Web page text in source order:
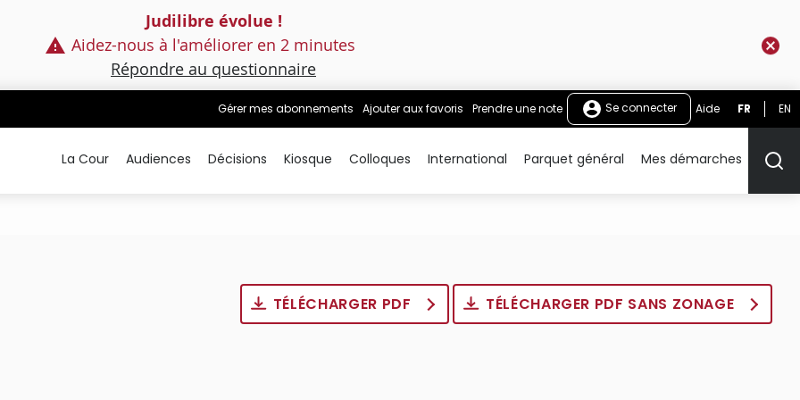
Judilibre évolue !
Aidez-nous à l'améliorer en 2 minutes
Répondre au questionnaire
Gérer mes abonnements Ajouter aux favoris Prendre une note Se connecter Aide FR EN
La Cour Audiences Décisions Kiosque Colloques International Parquet général Mes démarches
TÉLÉCHARGER PDF TÉLÉCHARGER PDF SANS ZONAGE